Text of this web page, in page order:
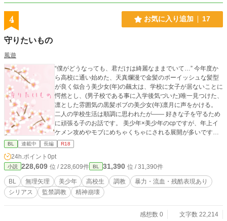
(各キャラのこぼれ話・バッドエンド案一覧) ※pixivにも同内
容を投稿しています。（https://www.pixiv.net/novel/show.ph
／主従／精神崩壊／闇堕ち／純愛／ハッピーエンド 【プレイ
内容】 〈鬼畜系〉 無理矢理・大勢・フェラ・モブ・野外・壁
尻・媚薬 〈純愛系 ※書き下ろし〉 初夜（キス・兜合わせ・
正常位） 和姦（キス・攻めフェラ・対面座位） 【クレジッ
ト】 表紙イラスト：カタノ様(https://x.com/katanosk) 表
紙デザイン：しま様(https://x.com/ifdesign_w) サムネイルデ
ザイン:久万様( https://x.com/00Kuma2525 )
4 お気に入り追加 17
守りたいもの
風遊
“僕がどうなっても、君だけは綺麗なままでいて…” 今年度か
ら高校に通い始めた、天真爛漫で金髪のボーイッシュな髪型
が良く似合う美少女(年)の飆太は、学校に女子が居ないことに
愕然とし、(男子校である事に入学後気づいた)唯一見つけた、
凛とした雰囲気の黒髪ボブの美少女(年)凛月に声をかける。
二人の学校生活は順調に思われたが―― 好きな子を守るため
に頑張る子のお話です。 美少年×美少年のcpですが、年上イ
ケメン攻めやモブにめちゃくちゃにされる展開が多いです。
可愛い飆太くんがひたすら酷い目に合います。 ハッピーエン
ドになるか、メリバになるかはまだ分かりません。 ※R18暴
力表現などが苦手でない方のみお読みください。 (過度な流
血、ｽｶは含みません。逆にそれ以外は注釈なく含む可能性が
ございます。)
BL 連載中 長編 R18
24h.ポイント 0pt
小説 228,609 位 / 228,609件 BL 31,390 位 / 31,390件
BL 無理矢理 美少年 高校生 調教
暴力・流血・残酷表現あり
シリアス
監禁調教 精神崩壊
感想数 0
文字数 22,214